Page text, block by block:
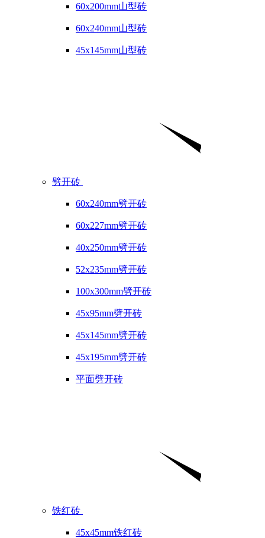
60x200mm山型砖
60x240mm山型砖
45x145mm山型砖
劈开砖
60x240mm劈开砖
60x227mm劈开砖
40x250mm劈开砖
52x235mm劈开砖
100x300mm劈开砖
45x95mm劈开砖
45x145mm劈开砖
45x195mm劈开砖
平面劈开砖
铁红砖
45x45mm铁红砖